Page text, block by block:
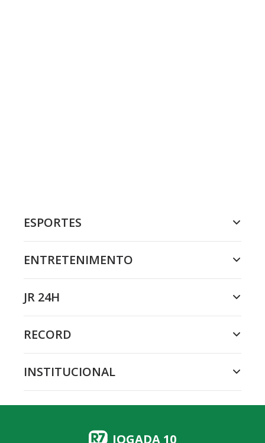
ESPORTES
ENTRETENIMENTO
JR 24H
RECORD
INSTITUCIONAL
JOGADA 10